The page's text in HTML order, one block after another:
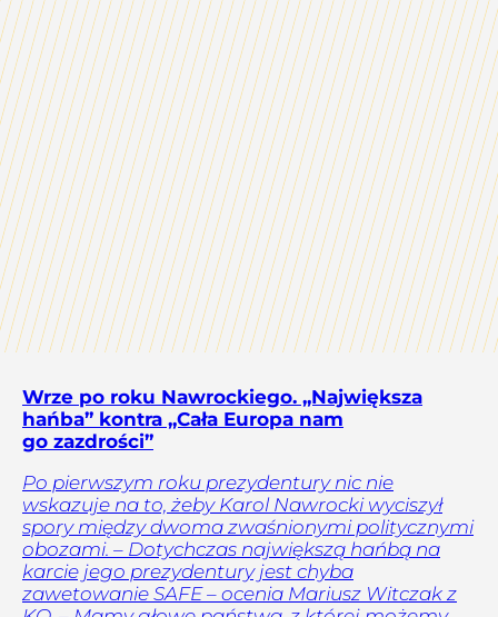
Wrze po roku Nawrockiego. „Największa
hańba” kontra „Cała Europa nam
go zazdrości”
Po pierwszym roku prezydentury nic nie
wskazuje na to, żeby Karol Nawrocki wyciszył
spory między dwoma zwaśnionymi politycznymi
obozami. – Dotychczas największą hańbą na
karcie jego prezydentury jest chyba
zawetowanie SAFE – ocenia Mariusz Witczak z